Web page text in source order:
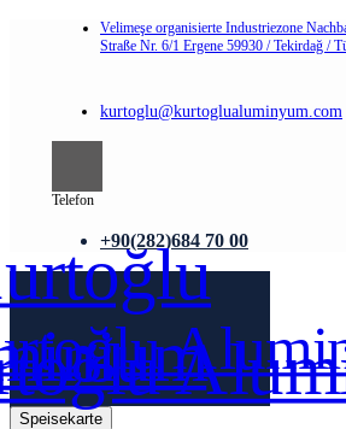
Velimeşe organisierte Industriezone
Straße Nr. 6/1 Ergene 59930 / Tekirdağ /
kurtoglu@kurtoglualuminyum.com
Telefon
+90(282)684 70 00
Speisekarte